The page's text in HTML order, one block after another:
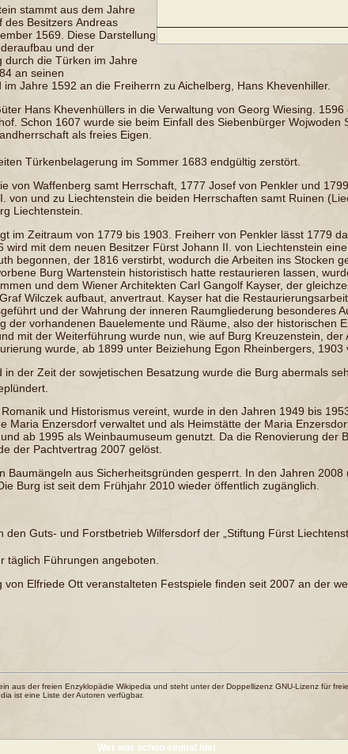
stammt aus dem Jahre
des Besitzers Andreas
1569. Diese Darstellung
und der
durch die Türken im Jahre
an seinen
im Jahre 1592 an die Freiherrn zu Aichelberg, Hans Khevenhiller.
Hans Khevenhüllers in die Verwaltung von Georg Wiesing.
. Schon 1607 wurde sie beim Einfall des Siebenbürger Wojwoden
als freies Eigen
Türkenbelagerung im Sommer 1683 endgültig zerstört.
von Waffenberg samt Herrschaft, 1777 Josef von Penkler und 1799
von und zu Liechtenstein die beiden Herrschaften samt Ruinen
Liechtenstein.
im Zeitraum von 1779 bis 1903. Freiherr von Penkler lässt 1779
wird mit dem neuen Besitzer Fürst Johann II. von Liechtenstein
begonnen, der 1816 verstirbt, wodurch die Arbeiten ins Stocken
Burg Wartenstein historistisch hatte restaurieren lassen,
und dem Wiener Architekten Carl Gangolf Kayser, der
Wilczek aufbaut, anvertraut. Kayser hat die
und der Wahrung der inneren Raumgliederung besonderes
der vorhandenen Bauelemente und Räume, also der historischen
mit der Weiterführung wurde nun, wie auf Burg Kreuzenstein, der
wurde, ab 1899 unter Beiziehung Egon Rheinbergers ,
in der Zeit der sowjetischen Besatzung wurde die Burg abermals
und Historismus vereint, wurde in den Jahren 1949 bis
Maria Enzersdorf verwaltet und als Heimstätte der Maria
und ab 1995 als Weinbaumuseum genutzt. Da die Renovierung der
der Pachtvertrag 2007 gelöst.
Baumängeln aus Sicherheitsgründen gesperrt. In den Jahren 2008
Burg ist seit dem Frühjahr 2010 wieder öffentlich zugänglich.
den Guts- und Forstbetrieb Wilfersdorf der „Stiftung Fürst
täglich Führungen angeboten.
von Elfriede Ott veranstalteten Festspiele finden seit 2007 an der
aus der freien Enzyklopädie Wikipedia und steht unter der Doppellizenz GNU-Lizenz für
ist eine Liste der Autoren verfügbar.
Wer war schon einmal hier